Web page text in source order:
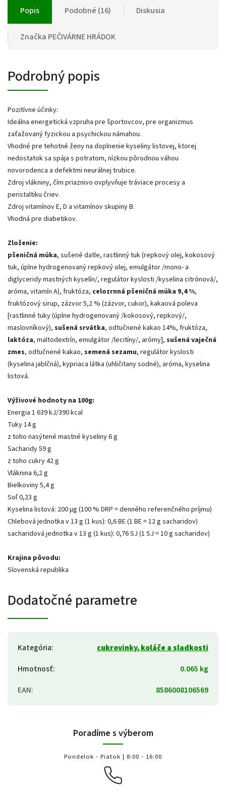
Popis Podobné (16) Diskusia
Značka PEČIVÁRNE HRÁDOK
Podrobný popis
Pozitívne účinky:
Ideálna energetická vzpruha pre športovcov, pre organizmus
zaťažovaný fyzickou a psychickou námahou.
Vhodné pre tehotné ženy na doplnenie kyseliny listovej, ktorej
nedostatok sa spája s potratom, nízkou pôrodnou váhou
novorodenca a defektmi neurálnej trubice.
Zdroj vlákniny, čím priaznivo ovplyvňuje tráviace procesy a
peristaltiku čriev.
Zdroj vitamínov E, D a vitamínov skupiny B.
Vhodná pre diabetikov.
Zloženie:
pšeničná múka, sušené datle, rastlinný tuk (repkový olej, kokosový
tuk, úplne hydrogenovaný repkový olej, emulgátor /mono- a
diglyceridy mastných kyselín/, regulátor kyslosti /kyselina citrónová/,
aróma, vitamín A), fruktóza, celozrnná pšeničná múka 9,4 %,
fruktózový sirup, zázvor 5,2 % (zázvor, cukor), kakaová poleva
[rastlinné tuky (úplne hydrogenovaný /kokosový, repkový/,
maslovníkový), sušená srvátka, odtučnené kakao 14%, fruktóza,
laktóza, maltodextrín, emulgátor /lecitíny/, arómy], sušená vaječná
zmes, odtučnené kakao, semená sezamu, regulátor kyslosti
(kyselina jablčná), kypriaca látka (uhličitany sodné), aróma, kyselina
listová.
Výživové hodnoty na 100g:
Energia 1 639 kJ/390 kcal
Tuky 14 g
z toho nasýtené mastné kyseliny 6 g
Sacharidy 59 g
z toho cukry 42 g
Vláknina 6,2 g
Bielkoviny 5,4 g
Soľ 0,23 g
Kyselina listová: 200 µg (100 % DRP = denného referenčného príjmu)
Chlebová jednotka v 13 g (1 kus): 0,6 BE (1 BE = 12 g sacharidov)
sacharidová jednotka v 13 g (1 kus): 0,76 SJ (1 SJ = 10 g sacharidov)
Krajina pôvodu:
Slovenská republika
Dodatočné parametre
Kategória:
cukrovinky, koláče a sladkosti
Hmotnosť:
0.065 kg
EAN: 8586008106569
Poradíme s výberom
Pondelok - Piatok | 8:00 - 16:00